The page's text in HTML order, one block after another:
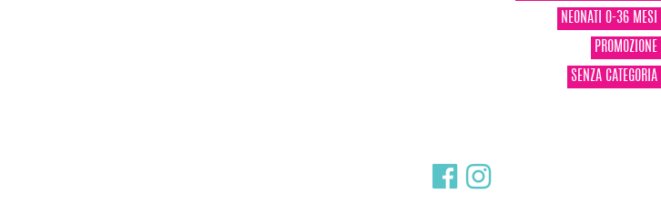
NEONATI 0-36 MESI
PROMOZIONE
SENZA CATEGORIA